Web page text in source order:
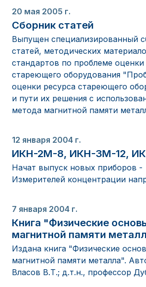
20 мая 2005 г.
Сборник статей
Выпущен специализированный
статей, методических
стандартов по проблеме оценки
стареющего оборудования
оценки ресурса стареющего
и пути их решения с
метода магнитной памяти
12 января 2004 г.
ИКН-2М-8, ИКН-3М-12,
Начат выпуск новых приборов -
Измерителей концентрации
7 января 2004 г.
Книга "Физические
магнитной памяти
Издана книга "Физические
магнитной памяти металла".
Власов В.Т.; д.т.н., профессор